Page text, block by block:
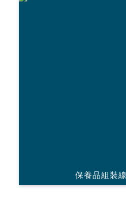
保養品組裝